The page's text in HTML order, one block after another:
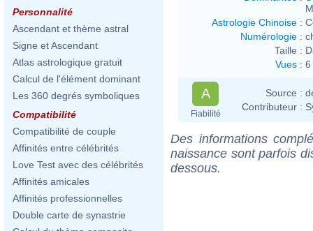
Personnalité
Ascendant et thème astral
Signe et Ascendant
Atlas astrologique gratuit
Calcul de l'élément dominant
Les 360 degrés symboliques
Compatibilité
Compatibilité de couple
Affinités entre célébrités
Love Test avec des célébrités
Affinités amicales
Affinités professionnelles
Double carte de synastrie
Astrologie Chinoise :
Numérologie :
Taille :
Vues : 6
A
Fiabilité
Source :
Contributeur :
Des informations
naissance sont parfois
dessous.